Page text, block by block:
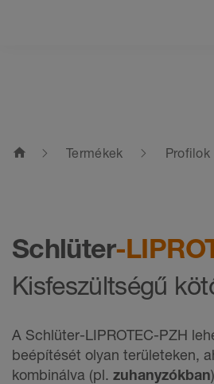
home Termékek Profilok
Schlüter-
Kisfeszültségű
A Schlüter-LIPROTEC-PZH
beépítését olyan területeken,
kombinálva (pl. zuhanyzókban